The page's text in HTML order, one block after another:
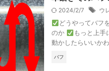
2024/2/7 ウ
どうやってバフ
のか
もっと上手
動かしたらいいか
バフ